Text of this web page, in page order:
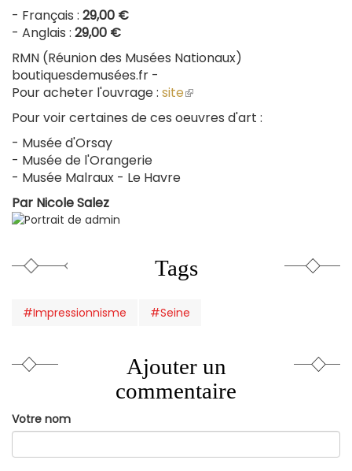
- Français : 29,00 €
- Anglais : 29,00 €
RMN (Réunion des Musées Nationaux)
boutiquesdemusées.fr -
Pour acheter l'ouvrage : site(le
est
Pour voir certaines de ces oeuvres d'art :
- Musée d'Orsay
- Musée de l'Orangerie
- Musée Malraux - Le Havre
Par Nicole Salez
Tags
#Impressionnisme #Seine
Ajouter un
commentaire
Votre nom